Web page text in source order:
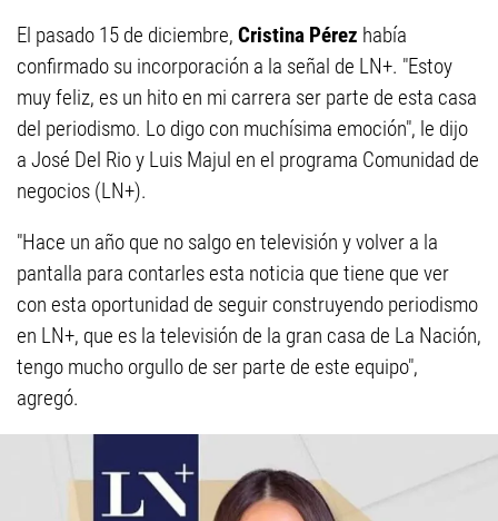
El pasado 15 de diciembre, Cristina Pérez había
confirmado su incorporación a la señal de LN+. "Estoy
muy feliz, es un hito en mi carrera ser parte de esta casa
del periodismo. Lo digo con muchísima emoción", le dijo
a José Del Rio y Luis Majul en el programa Comunidad de
negocios (LN+).
"Hace un año que no salgo en televisión y volver a la
pantalla para contarles esta noticia que tiene que ver
con esta oportunidad de seguir construyendo periodismo
en LN+, que es la televisión de la gran casa de La Nación,
tengo mucho orgullo de ser parte de este equipo",
agregó.